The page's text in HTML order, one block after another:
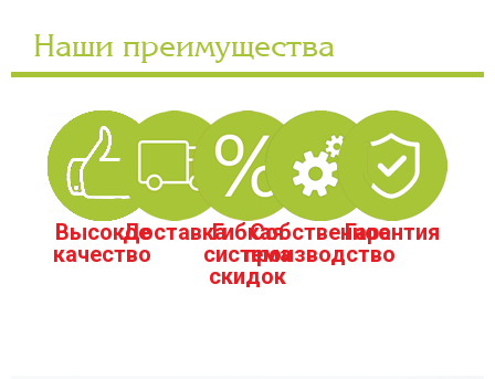
Наши преимущества
Высокое
качество
ДоставкаГибкая
система
скидок
Собственное
производство
Гарантия